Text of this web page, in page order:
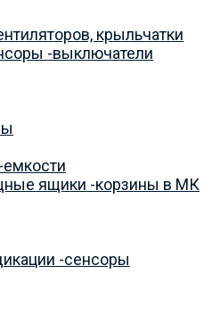
крыльчатки
-выключатели
емкости
ящики -корзины в МК
-сенсоры